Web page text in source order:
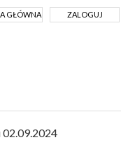
GŁÓWNA ZALOGUJ